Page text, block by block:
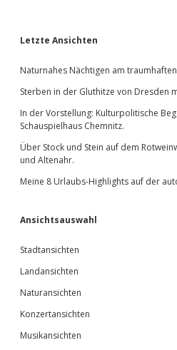
Sidebar
Letzte Ansichten
Naturnahes Nächtigen am
Sterben in der Gluthitze von Dresden
In der Vorstellung: Kulturpolitische
Schauspielhaus Chemnitz.
Über Stock und Stein auf dem
und Altenahr.
Meine 8 Urlaubs-Highlights auf der
Ansichtsauswahl
Stadtansichten
Landansichten
Naturansichten
Konzertansichten
Musikansichten